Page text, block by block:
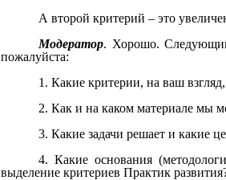
А второй критерий – это
Модератор. Хорошо. Следующим
пожалуйста:
1. Какие критерии, на ваш
2. Как и на каком материале мы
3. Какие задачи решает и какие
4. Какие основания
выделение критериев Практик